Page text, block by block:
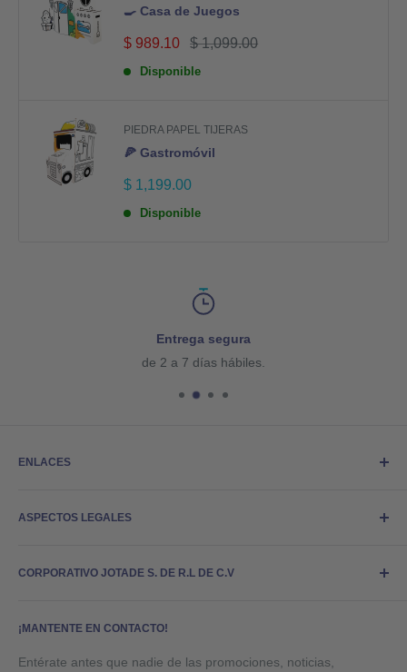
🍳 Casa de Juegos
Precio
venta
$ 989.10
Precio
$ 1,099.00
Disponible
PIEDRA PAPEL TIJERAS
🍕 Gastromóvil
Precio
venta
$ 1,199.00
Disponible
Entrega segura
de 2 a 7 días hábiles.
ENLACES
Facturación
Preguntas Frecuentes
ASPECTOS LEGALES
Derechos de Autor
Política de Privacidad
Política de Cancelación
CORPORATIVO JOTADE S. DE R.L DE C.V
Piedra, Papel o Tijeras®, concepto, cuentos, personajes,
escenarios, diseños estructurales, instrucciones de armado,
¡MANTENTE EN CONTACTO!
Entérate antes que nadie de las promociones, noticias,